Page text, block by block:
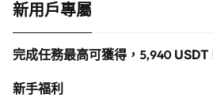
新用戶專屬
完成任務最高可獲得， 5,940USDT
新手福利